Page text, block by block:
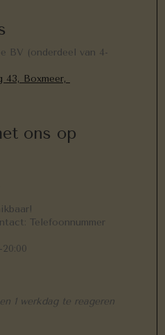
BV (onderdeel van 4-
43, Boxmeer,
ons op
Telefoonnummer
1 werkdag te reageren